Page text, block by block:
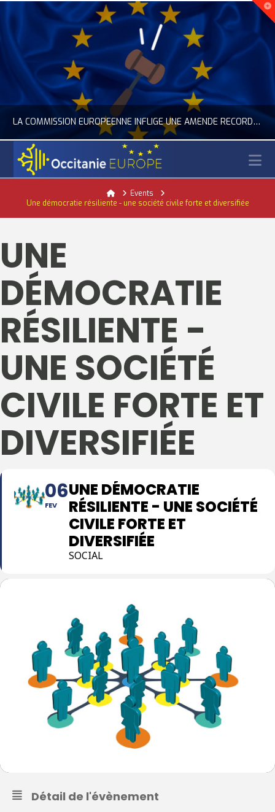
LA COMMISSION EUROPÉENNE INFLIGE UNE AMENDE RECORD À GOOGLE
ACTUALITÉ DE L'UNION EUROPÉENNE, ACTUALITÉ DE LA REPRÉSENTATION D’OCCITANIE EUROPE, NUMÉRIQUE- DIGITAL
HomeEvents
Une démocratie résiliente - une société civile forte et diversifiée
UNE
DÉMOCRATIE
RÉSILIENTE -
UNE SOCIÉTÉ
CIVILE FORTE ET
DIVERSIFIÉE
06
FEV
UNE DÉMOCRATIE
RÉSILIENTE - UNE SOCIÉTÉ
CIVILE FORTE ET
DIVERSIFIÉE
SOCIAL
Détail de l'évènement